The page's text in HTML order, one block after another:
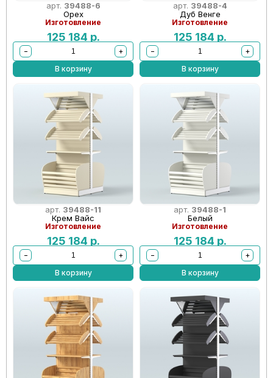
арт. 39488-6
Орех
Изготовление
125 184 р.
−
+
В корзину
арт. 39488-4
Дуб Венге
Изготовление
125 184 р.
−
+
В корзину
арт. 39488-11
Крем Вайс
Изготовление
125 184 р.
−
+
В корзину
арт. 39488-1
Белый
Изготовление
125 184 р.
−
+
В корзину